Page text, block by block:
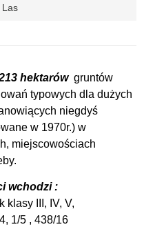
Las
hektarówgruntów
typowych dla dużych
niegdyś
w 1970r.) w
miejscowościach
wchodzi :
klasy III, IV, V,
1/5 , 438/16